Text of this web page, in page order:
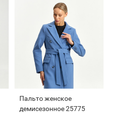
Пальто женское
демисезонное 25775